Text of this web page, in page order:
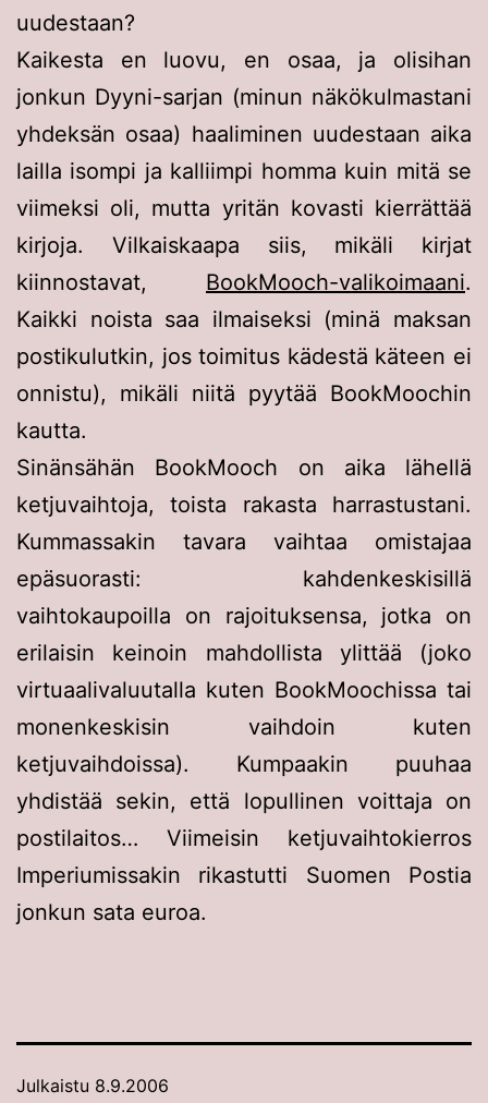
uudestaan?
Kaikesta en luovu, en osaa, ja olisihan
jonkun Dyyni-sarjan (minun näkökulmastani
yhdeksän osaa) haaliminen uudestaan aika
lailla isompi ja kalliimpi homma kuin mitä se
viimeksi oli, mutta yritän kovasti kierrättää
kirjoja. Vilkaiskaapa siis, mikäli kirjat
kiinnostavat, BookMooch-valikoimaani.
Kaikki noista saa ilmaiseksi (minä maksan
postikulutkin, jos toimitus kädestä käteen ei
onnistu), mikäli niitä pyytää BookMoochin
kautta.
Sinänsähän BookMooch on aika lähellä
ketjuvaihtoja, toista rakasta harrastustani.
Kummassakin tavara vaihtaa omistajaa
epäsuorasti: kahdenkeskisillä
vaihtokaupoilla on rajoituksensa, jotka on
erilaisin keinoin mahdollista ylittää (joko
virtuaalivaluutalla kuten BookMoochissa tai
monenkeskisin vaihdoin kuten
ketjuvaihdoissa). Kumpaakin puuhaa
yhdistää sekin, että lopullinen voittaja on
postilaitos… Viimeisin ketjuvaihtokierros
Imperiumissakin rikastutti Suomen Postia
jonkun sata euroa.
Julkaistu 8.9.2006